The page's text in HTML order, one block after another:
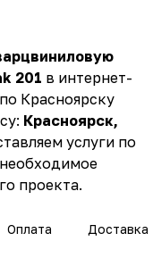
201 в интернет-
Красноярску
Красноярск,
услуги по
проекта.
Оплата Доставка